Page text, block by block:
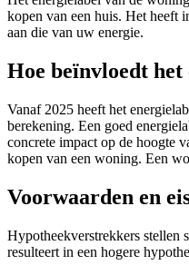
kopen van een huis. Het heeft
aan die van uw energie.
Hoe beïnvloedt
Vanaf 2025 heeft het
berekening. Een goed
concrete impact op de hoogte
kopen van een woning. Een
Voorwaarden en
Hypotheekverstrekkers stellen
resulteert in een hogere